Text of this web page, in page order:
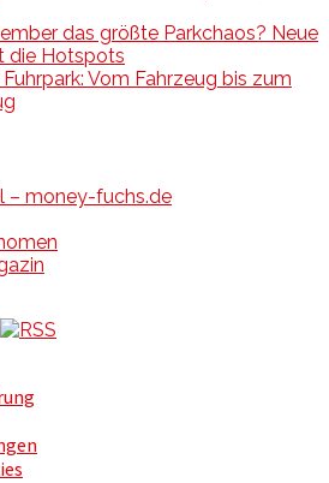
das größte Parkchaos? Neue
die Hotspots
Vom Fahrzeug bis zum
– money-fuchs.de